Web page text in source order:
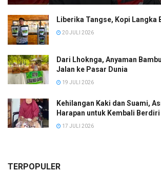
Liberika Tangse, Kopi Langka
20 JULI 2026
Dari Lhoknga, Anyaman
Jalan ke Pasar Dunia
19 JULI 2026
Kehilangan Kaki dan Suami,
Harapan untuk Kembali Berdiri
17 JULI 2026
TERPOPULER